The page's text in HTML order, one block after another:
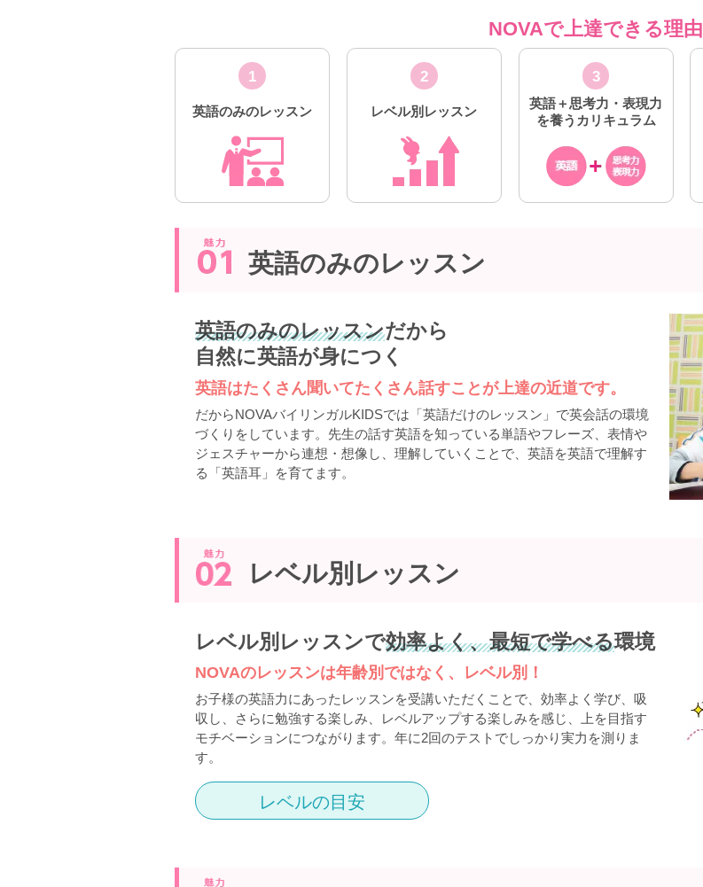
NOVAで上達できる理由
1
英語のみのレッスン
2
レベル別レッスン
3
英語＋思考力・表現力
を養うカリキュラム
英語のみのレッスン
英語のみのレッスンだから
自然に英語が身につく
英語はたくさん聞いてたくさん話すことが上達の近道です。
だからNOVAバイリンガルKIDSでは「英語だけのレッスン」で英会話の環境
づくりをしています。先生の話す英語を知っている単語やフレーズ、表情や
ジェスチャーから連想・想像し、理解していくことで、英語を英語で理解す
る「英語耳」を育てます。
レベル別レッスン
レベル別レッスンで効率よく、最短で学べる環境
NOVAのレッスンは年齢別ではなく、レベル別！
お子様の英語力にあったレッスンを受講いただくことで、効率よく学び、吸
収し、さらに勉強する楽しみ、レベルアップする楽しみを感じ、上を目指す
モチベーションにつながります。年に2回のテストでしっかり実力を測りま
す。
レベルの目安